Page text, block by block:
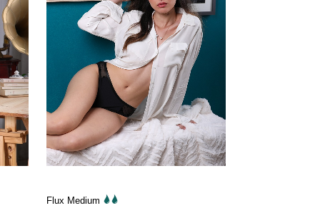
Flux Medium